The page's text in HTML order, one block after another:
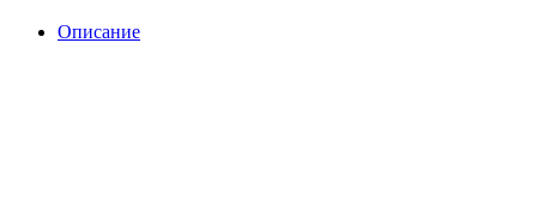
Описание